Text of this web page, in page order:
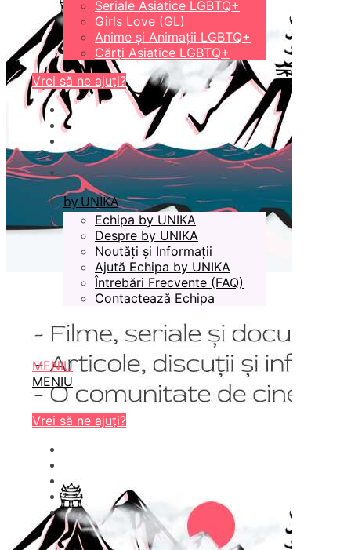
Seriale Asiatice LGBTQ+
Girls Love (GL)
Anime și Animații LGBTQ+
Cărți Asiatice LGBTQ+
Vrei să ne ajuți?
by UNIKA
Echipa by UNIKA
Despre by UNIKA
Noutăți și Informații
Ajută Echipa by UNIKA
Întrebări Frecvente (FAQ)
Contactează Echipa
MENIU
MENIU
Vrei să ne ajuți?